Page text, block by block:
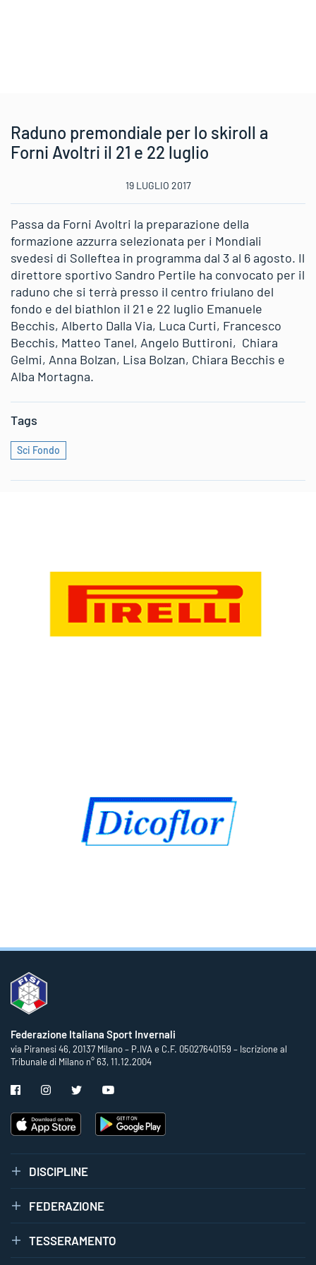
Raduno premondiale per lo skiroll a
Forni Avoltri il 21 e 22 luglio
19 LUGLIO 2017
Passa da Forni Avoltri la preparazione della
formazione azzurra selezionata per i Mondiali
svedesi di Solleftea in programma dal 3 al 6 agosto. Il
direttore sportivo Sandro Pertile ha convocato per il
raduno che si terrà presso il centro friulano del
fondo e del biathlon il 21 e 22 luglio Emanuele
Becchis, Alberto Dalla Via, Luca Curti, Francesco
Becchis, Matteo Tanel, Angelo Buttironi, Chiara
Gelmi, Anna Bolzan, Lisa Bolzan, Chiara Becchis e
Alba Mortagna.
Tags
Sci Fondo
Federazione Italiana Sport Invernali
via Piranesi 46, 20137 Milano – P.IVA e C.F. 05027640159 – Iscrizione al
Tribunale di Milano n° 63, 11.12.2004
DISCIPLINE
FEDERAZIONE
TESSERAMENTO